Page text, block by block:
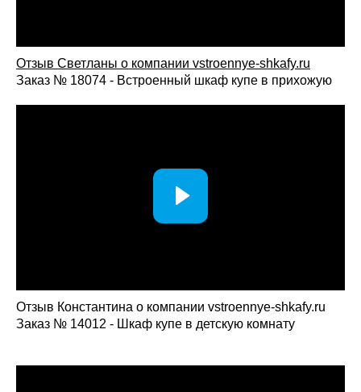
Отзыв Светланы о компании vstroennye-shkafy.ru
Заказ № 18074 - Встроенный шкаф купе в прихожую
Отзыв Константина о компании vstroennye-shkafy.ru
Заказ № 14012 - Шкаф купе в детскую комнату